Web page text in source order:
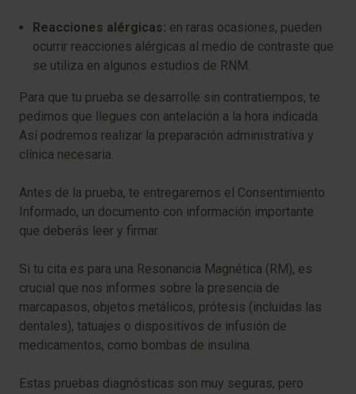
Reacciones alérgicas: en raras ocasiones, pueden
ocurrir reacciones alérgicas al medio de contraste que
se utiliza en algunos estudios de RNM.
Para que tu prueba se desarrolle sin contratiempos, te
pedimos que llegues con antelación a la hora indicada.
Así podremos realizar la preparación administrativa y
clínica necesaria.
Antes de la prueba, te entregaremos el Consentimiento
Informado, un documento con información importante
que deberás leer y firmar.
Si tu cita es para una Resonancia Magnética (RM), es
crucial que nos informes sobre la presencia de
marcapasos, objetos metálicos, prótesis (incluidas las
dentales), tatuajes o dispositivos de infusión de
medicamentos, como bombas de insulina.
Estas pruebas diagnósticas son muy seguras, pero